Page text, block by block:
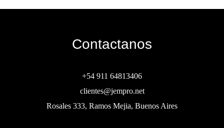
Contactanos
+54 911 64813406
clientes@jempro.net
Rosales 333, Ramos Mejia, Buenos Aires